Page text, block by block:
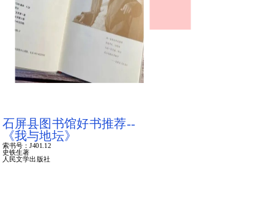
石屏县图书馆好书推荐--
《我与地坛》
索书号：J401.12
史铁生著
人民文学出版社